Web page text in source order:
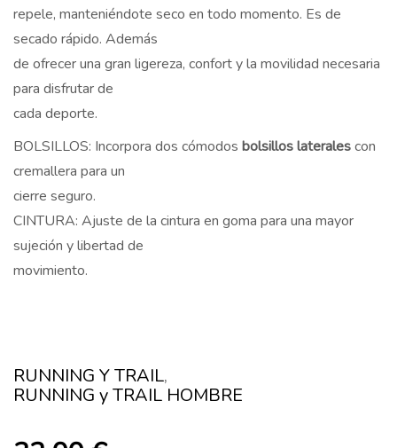
repele, manteniéndote seco en todo momento. Es de
secado rápido. Además
de ofrecer una gran ligereza, confort y la movilidad necesaria
para disfrutar de
cada deporte.
BOLSILLOS: Incorpora dos cómodos bolsillos lateralescon
cremallera para un
cierre seguro.
CINTURA: Ajuste de la cintura en goma para una mayor
sujeción y libertad de
movimiento.
RUNNING Y TRAIL,
RUNNING y TRAIL HOMBRE